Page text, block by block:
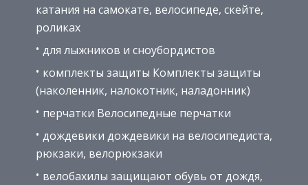
катания на самокате, велосипеде, скейте,
роликах
для лыжников и сноубордистов
комплекты защиты Комплекты защиты
(наколенник, налокотник, наладонник)
перчатки Велосипедные перчатки
дождевики дождевики на велосипедиста,
рюкзаки, велорюкзаки
велобахилы защищают обувь от дождя,